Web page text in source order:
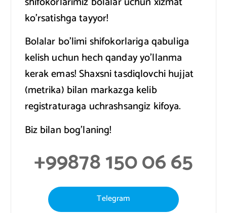
ko’rsatishga tayyor!
Bolalar bo’limi shifokorlariga qabuliga
kelish uchun hech qanday yo’llanma
kerak emas! Shaxsni tasdiqlovchi hujjat
(metrika) bilan markazga kelib
registraturaga uchrashsangiz kifoya.
Biz bilan bog’laning!
+99878 150 06 65
Telegram